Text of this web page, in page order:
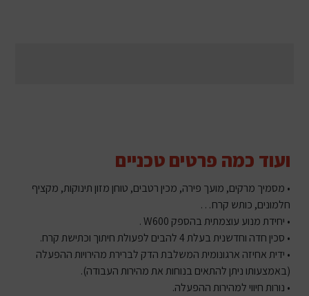
ועוד כמה פרטים טכניים
• מסמיך מרקים, מועך פירה, מכין רטבים, טוחן מזון תינוקות, מקציף
חלמונים, כותש קרח…
• יחידת מנוע עוצמתית בהספק W600 .
• סכין חדה וחדשנית בעלת 4 להבים לפעולת חיתוך וכתישת קרח.
• ידית אחיזה ארגונומית המשלבת הדק לברירת מהירויות ההפעלה
(באמצעותו ניתן להתאים בנוחות את מהירות העבודה).
• נורות חיווי למהירות ההפעלה.